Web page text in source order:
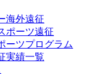
海外遠征
ポーツ遠征
ーツプログラム
実績一覧